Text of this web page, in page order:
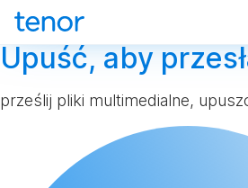
Upuść, aby
prześlij pliki multimedialne,